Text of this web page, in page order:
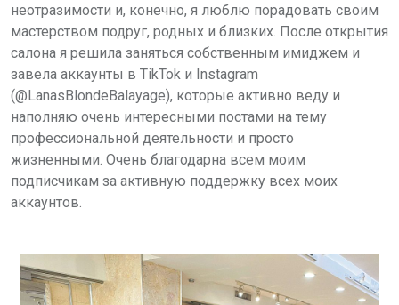
неотразимости и, конечно, я люблю порадовать своим
мастерством подруг, родных и близких. После открытия
салона я решила заняться собственным имиджем и
завела аккаунты в TikTok и Instagram
(@LanasBlondeBalayage), которые активно веду и
наполняю очень интересными постами на тему
профессиональной деятельности и просто
жизненными. Очень благодарна всем моим
подписчикам за активную поддержку всех моих
аккаунтов.